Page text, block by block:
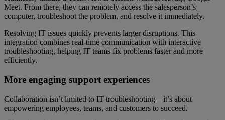
Meet. From there, they can remotely access the salesperson’s
computer, troubleshoot the problem, and resolve it immediately.
Resolving IT issues quickly prevents larger disruptions. This
integration combines real-time communication with interactive
troubleshooting, helping IT teams fix problems faster and more
efficiently.
More engaging support experiences
Collaboration isn’t limited to IT troubleshooting—it’s about
empowering employees, teams, and customers to succeed.